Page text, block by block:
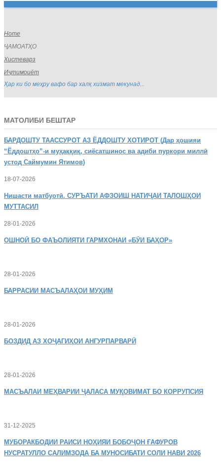
Home
ҶАМОАТҲО
Хистеварз
Иҷтимоиёт
Ҳар ки бо меҳру вафо бар халқ хизмат мекунад...
МАТОЛИБИ БЕШТАР
БАРДОШТУ ТААССУРОТ АЗ ЁДДОШТУ ХОТИРОТ (Дар ҳошияи
“Ёддоштҳо”-и муҳаққиқ, сиёсатшинос ва адиби пуркори миллӣ
устод Саймумин Ятимов)
18-07-2026
Нишасти матбуотӣ. СУРЪАТИ АФЗОИШ НАТИҶАИ ТАЛОШҲОИ
МУТТАСИЛ
28-01-2026
ОШНОӢ БО ФАЪОЛИЯТИ ГАРМХОНАИ «БӮИ БАҲОР»
28-01-2026
БАРРАСИИ МАСЪАЛАҲОИ МУҲИМ
28-01-2026
БОЗДИД АЗ ХОҶАГИҲОИ АНГУРПАРВАРӢ
28-01-2026
МАСЪАЛАИ МЕҲВАРИИ ҶАЛАСА МУҚОВИМАТ БО КОРРУПСИЯ
31-12-2025
МУБОРАКБОДИИ РАИСИ НОҲИЯИ БОБОҶОН ҒАФУРОВ
НУСРАТУЛЛО САЛИМЗОДА БА МУНОСИБАТИ СОЛИ НАВИ 2026